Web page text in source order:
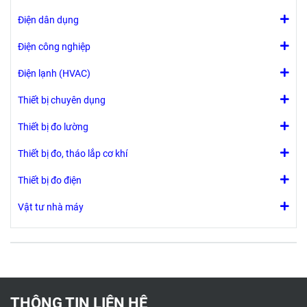
Điện dân dụng
Điện công nghiệp
Điện lạnh (HVAC)
Thiết bị chuyên dụng
Thiết bị đo lường
Thiết bị đo, tháo lắp cơ khí
Thiết bị đo điện
Vật tư nhà máy
THÔNG TIN LIÊN HỆ